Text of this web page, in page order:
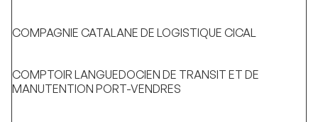
COMPAGNIE CATALANE DE LOGISTIQUE CICAL
COMPTOIR LANGUEDOCIEN DE TRANSIT ET DE
MANUTENTION PORT-VENDRES